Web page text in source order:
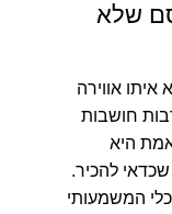
שלא
מביא איתו אווירה
חושבות
היא
שכדאי להכיר.
המשמעותי